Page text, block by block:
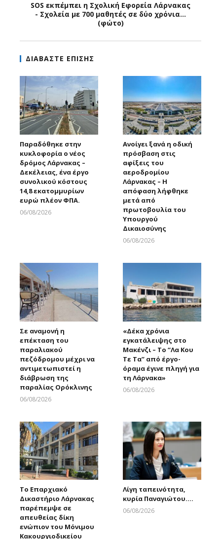
SOS εκπέμπει η Σχολική Εφορεία Λάρνακας
- Σχολεία με 700 μαθητές σε δύο χρόνια…
(φώτο)
ΔΙΑΒΑΣΤΕ ΕΠΙΣΗΣ
Παραδόθηκε στην
κυκλοφορία ο νέος
δρόμος Λάρνακας –
Δεκέλειας, ένα έργο
συνολικού κόστους
14,8 εκατομμυρίων
ευρώ πλέον ΦΠΑ.
06/08/2026
Ανοίγει ξανά η οδική
πρόσβαση στις
αφίξεις του
αεροδρομίου
Λάρνακας – Η
απόφαση λήφθηκε
μετά από
πρωτοβουλία του
Υπουργού
Δικαιοσύνης
06/08/2026
Σε αναμονή η
επέκταση του
παραλιακού
πεζόδρομου μέχρι να
αντιμετωπιστεί η
διάβρωση της
παραλίας Ορόκλινης
06/08/2026
«Δέκα χρόνια
εγκατάλειψης στο
Μακένζι – Το “Λα Κου
Τε Τα” από έργο-
όραμα έγινε πληγή για
τη Λάρνακα»
06/08/2026
Το Επαρχιακό
Δικαστήριο Λάρνακας
παρέπεμψε σε
απευθείας δίκη
ενώπιον του Μόνιμου
Κακουργιοδικείου
Λίγη ταπεινότητα,
κυρία Παναγιώτου….
06/08/2026